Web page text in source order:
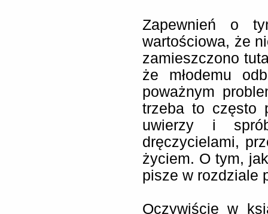
Zapewnień o
wartościowa, że
zamieszczono
że młodemu
poważnym
trzeba to często
uwierzy i
dręczycielami,
życiem. O tym,
pisze w rozdziale
Oczywiście w